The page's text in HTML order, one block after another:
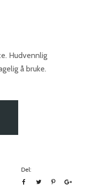
Hudvennlig
å bruke.
Del: